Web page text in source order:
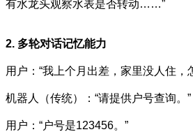
有水龙头观察水表是否转动……”
2. 多轮对话记忆能力
用户：“我上个月出差，家里没人住，
机器人（传统）：“请提供户号查询。”
用户：“户号是123456。”